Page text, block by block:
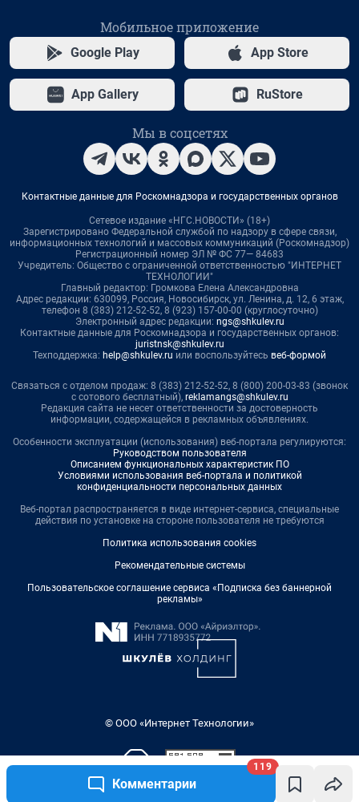
Комментарии
119
Мобильное приложение
Google Play App Store
App Gallery RuStore
Мы в соцсетях
Контактные данные для Роскомнадзора и государственных органов
Сетевое издание «НГС.НОВОСТИ» (18+)
Зарегистрировано Федеральной службой по надзору в сфере связи,
информационных технологий и массовых коммуникаций (Роскомнадзор)
Регистрационный номер ЭЛ № ФС 77— 84683
Учредитель: Общество с ограниченной ответственностью "ИНТЕРНЕТ
ТЕХНОЛОГИИ"
Главный редактор: Громкова Елена Александровна
Адрес редакции: 630099, Россия, Новосибирск, ул. Ленина, д. 12, 6 этаж,
телефон 8 (383) 212-52-52, 8 (923) 157-00-00 (круглосуточно)
Электронный адрес редакции: ngs@shkulev.ru
Контактные данные для Роскомнадзора и государственных органов:
juristnsk@shkulev.ru
Техподдержка: help@shkulev.ru или воспользуйтесь веб-формой
Связаться с отделом продаж: 8 (383) 212-52-52, 8 (800) 200-03-83 (звонок
с сотового бесплатный), reklamangs@shkulev.ru
Редакция сайта не несет ответственности за достоверность
информации, содержащейся в рекламных объявлениях.
Особенности эксплуатации (использования) веб-портала регулируются:
Руководством пользователя
Описанием функциональных характеристик ПО
Условиями использования веб-портала и политикой
конфиденциальности персональных данных
Веб-портал распространяется в виде интернет-сервиса, специальные
действия по установке на стороне пользователя не требуются
Политика использования cookies
Рекомендательные системы
Пользовательское соглашение сервиса «Подписка без баннерной
рекламы»
© ООО «Интернет Технологии»